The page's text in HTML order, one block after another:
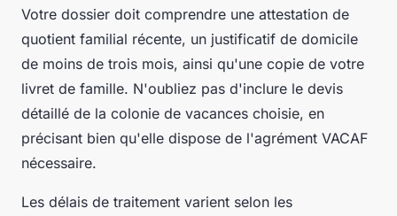
Votre dossier doit comprendre une attestation de
quotient familial récente, un justificatif de domicile
de moins de trois mois, ainsi qu'une copie de votre
livret de famille. N'oubliez pas d'inclure le devis
détaillé de la colonie de vacances choisie, en
précisant bien qu'elle dispose de l'agrément VACAF
nécessaire.
Les délais de traitement varient selon les